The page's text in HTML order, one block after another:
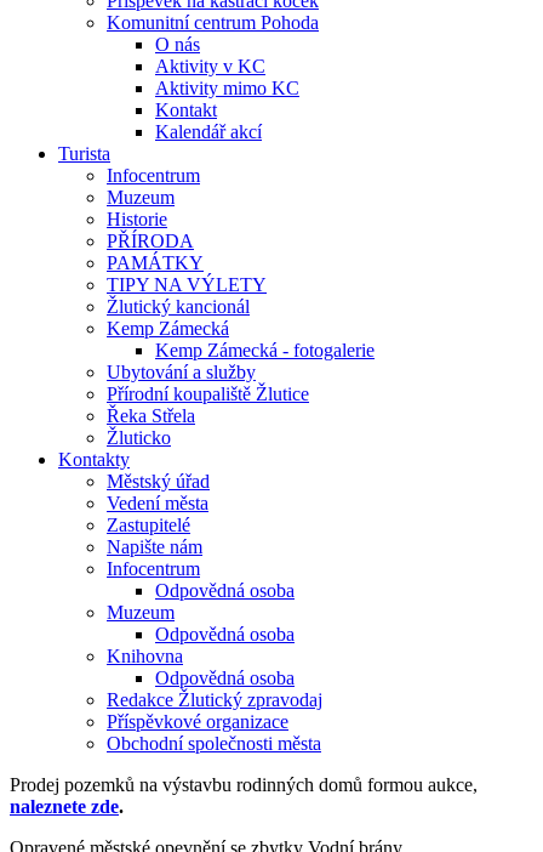
Komunitní centrum Pohoda
O nás
Aktivity v KC
Aktivity mimo KC
Kontakt
Kalendář akcí
Turista
Infocentrum
Muzeum
Historie
PŘÍRODA
PAMÁTKY
TIPY NA VÝLETY
Žlutický kancionál
Kemp Zámecká
Kemp Zámecká - fotogalerie
Ubytování a služby
Přírodní koupaliště Žlutice
Řeka Střela
Žluticko
Kontakty
Městský úřad
Vedení města
Zastupitelé
Napište nám
Infocentrum
Odpovědná osoba
Muzeum
Odpovědná osoba
Knihovna
Odpovědná osoba
Redakce Žlutický zpravodaj
Příspěvkové organizace
Obchodní společnosti města
Prodej pozemků na výstavbu rodinných domů formou aukce,
naleznete zde.
Opravené městské opevnění se zbytky Vodní brány